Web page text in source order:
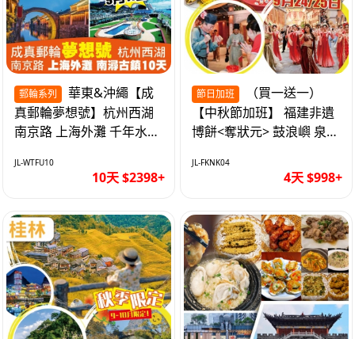
郵輪系列
真郵輪夢想號】杭州西湖
南京路 上海外灘 千年水鄉
自費10天
JL-WTFU10
10天 $2398+
節日加班
【中秋節加班】 福建非遺
博餅<奪狀元> 鼓浪嶼 泉州
車超值4天
JL-FKNK04
4天 $998+